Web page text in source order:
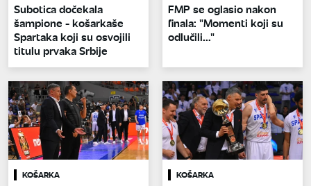
Subotica dočekala
šampione - košarkaše
Spartaka koji su osvojili
titulu prvaka Srbije
FMP se oglasio nakon
finala: "Momenti koji su
odlučili..."
KOŠARKA KOŠARKA